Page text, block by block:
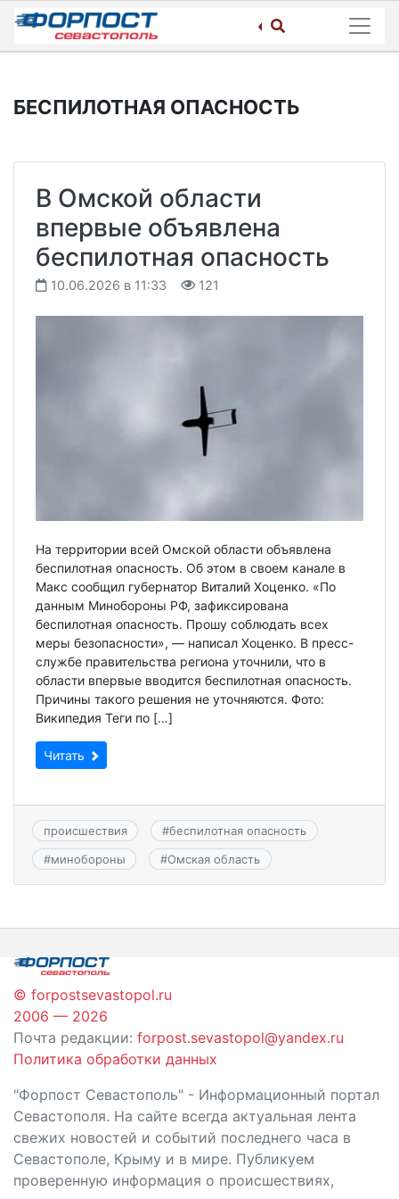
Skip
content
БЕСПИЛОТНАЯ ОПАСНОСТЬ
В Омской области
впервые объявлена
беспилотная опасность
10.06.2026 в 11:33 121
На территории всей Омской области объявлена
беспилотная опасность. Об этом в своем канале в
Макс сообщил губернатор Виталий Хоценко. «По
данным Минобороны РФ, зафиксирована
беспилотная опасность. Прошу соблюдать всех
меры безопасности», — написал Хоценко. В пресс-
службе правительства региона уточнили, что в
области впервые вводится беспилотная опасность.
Причины такого решения не уточняются. Фото:
Википедия Теги по […]
Читать
происшествия #беспилотная опасность
#минобороны #Омская область
© forpostsevastopol.ru
2006 — 2026
Почта редакции: forpost.sevastopol@yandex.ru
Политика обработки данных
"Форпост Севастополь" - Информационный портал
Севастополя. На сайте всегда актуальная лента
свежих новостей и событий последнего часа в
Севастополе, Крыму и в мире. Публикуем
проверенную информация о происшествиях,